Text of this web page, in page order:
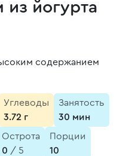
йогурта
содержанием
Углеводы
3.72 г
Занятость
30 мин
Острота
0 / 5
Порции
10